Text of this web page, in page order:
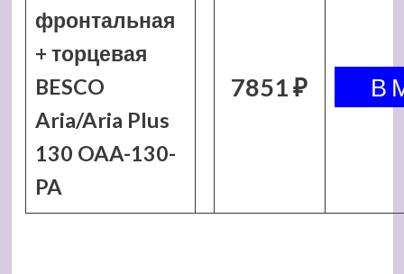
фронтальная
+ торцевая
BESCO
Aria/Aria Plus
130 OAA-130-
PA
7851 ₽